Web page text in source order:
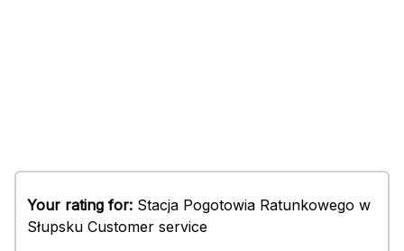
Your rating for: Stacja Pogotowia Ratunkowego w
Słupsku Customer service